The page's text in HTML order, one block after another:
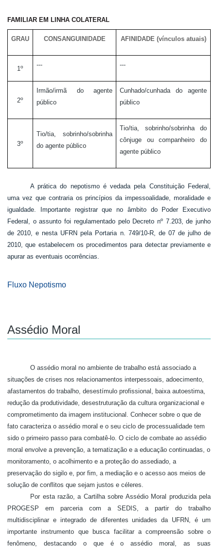
FAMILIAR EM LINHA COLATERAL
GRAU CONSANGUINIDADE AFINIDADE (vínculos atuais)
1o --- ---
2o
Irmão/irmã do agente
público
Cunhado/cunhada do agente
público
3o
Tio/tia, sobrinho/sobrinha
do agente público
Tio/tia, sobrinho/sobrinha do
cônjuge ou companheiro do
agente público
A prática do nepotismo é vedada pela Constituição Federal,
uma vez que contraria os princípios da impessoalidade, moralidade e
igualdade. Importante registrar que no âmbito do Poder Executivo
Federal, o assunto foi regulamentado pelo Decreto nº 7.203, de junho
de 2010, e nesta UFRN pela Portaria n. 749/10-R, de 07 de julho de
2010, que estabelecem os procedimentos para detectar previamente e
apurar as eventuais ocorrências.
Fluxo Nepotismo
Assédio Moral
O assédio moral no ambiente de trabalho está associado a
situações de crises nos relacionamentos interpessoais, adoecimento,
afastamentos do trabalho, desestímulo profissional, baixa autoestima,
redução da produtividade, desestruturação da cultura organizacional e
comprometimento da imagem institucional. Conhecer sobre o que de
fato caracteriza o assédio moral e o seu ciclo de processualidade tem
sido o primeiro passo para combatê-lo. O ciclo de combate ao assédio
moral envolve a prevenção, a tematização e a educação continuadas, o
monitoramento, o acolhimento e a proteção do assediado, a
preservação do sigilo e, por fim, a mediação e o acesso aos meios de
solução de conflitos que sejam justos e céleres.
Por esta razão, a Cartilha sobre Assédio Moral produzida pela
PROGESP em parceria com a SEDIS, a partir do trabalho
multidisciplinar e integrado de diferentes unidades da UFRN, é um
importante instrumento que busca facilitar a compreensão sobre o
fenômeno, destacando o que é o assédio moral, as suas